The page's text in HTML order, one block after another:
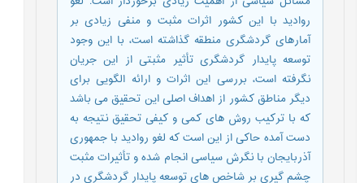
روادید با این کشور اثرات مثبت و منفی زیادی بر
آمارهای گردشگری منطقه گذاشته است، با این وجود
توسعه پایدار گردشگری تأثیر مثبتی از این جریان
نگرفته است، بررسی این اثرات و ارائه الگویی برای
دیگر مناطق کشور از اهداف اصلی این تحقیق می باشد
که با ترکیب روش های کمی و کیفی تحقیق نتیجه به
دست آمده حاکی از این است که لغو روادید با جمهوری
آذربایجان با نگرش سیاسی انجام شده و تأثیرات مثبت
چشم گیری بر شاخص های توسعه پایدار گردشگری در